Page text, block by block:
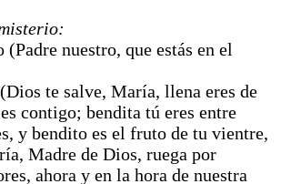
(Padre nuestro, que estás en el
te salve, María, llena eres de
contigo; bendita tú eres entre
y bendito es el fruto de tu vientre,
Madre de Dios, ruega por
ahora y en la hora de nuestra